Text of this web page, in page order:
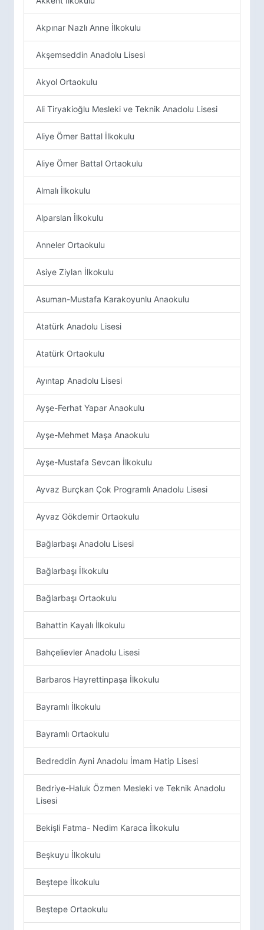
Akpınar Nazlı Anne İlkokulu
Akşemseddin Anadolu Lisesi
Akyol Ortaokulu
Ali Tiryakioğlu Mesleki ve Teknik Anadolu Lisesi
Aliye Ömer Battal İlkokulu
Aliye Ömer Battal Ortaokulu
Almalı İlkokulu
Alparslan İlkokulu
Anneler Ortaokulu
Asiye Ziylan İlkokulu
Asuman-Mustafa Karakoyunlu Anaokulu
Atatürk Anadolu Lisesi
Atatürk Ortaokulu
Ayıntap Anadolu Lisesi
Ayşe-Ferhat Yapar Anaokulu
Ayşe-Mehmet Maşa Anaokulu
Ayşe-Mustafa Sevcan İlkokulu
Ayvaz Burçkan Çok Programlı Anadolu Lisesi
Ayvaz Gökdemir Ortaokulu
Bağlarbaşı Anadolu Lisesi
Bağlarbaşı İlkokulu
Bağlarbaşı Ortaokulu
Bahattin Kayalı İlkokulu
Bahçelievler Anadolu Lisesi
Barbaros Hayrettinpaşa İlkokulu
Bayramlı İlkokulu
Bayramlı Ortaokulu
Bedreddin Ayni Anadolu İmam Hatip Lisesi
Bedriye-Haluk Özmen Mesleki ve Teknik Anadolu
Lisesi
Bekişli Fatma- Nedim Karaca İlkokulu
Beşkuyu İlkokulu
Beştepe İlkokulu
Beştepe Ortaokulu